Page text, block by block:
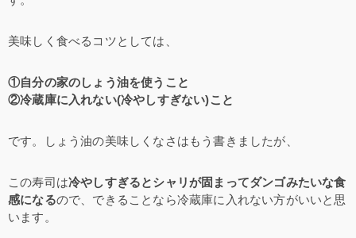
美味しく食べるコツとしては、
①自分の家のしょう油を使うこと
②冷蔵庫に入れない(冷やしすぎない)こと
です。しょう油の美味しくなさはもう書きましたが、
この寿司は冷やしすぎるとシャリが固まってダンゴみたいな食
感になるので、できることなら冷蔵庫に入れない方がいいと思
います。